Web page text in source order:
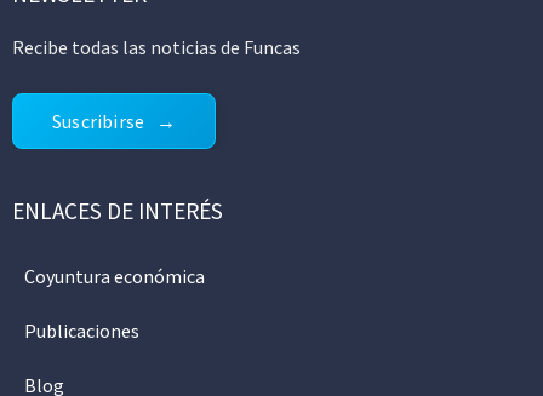
Recibe todas las noticias de Funcas
Suscribirse
ENLACES DE INTERÉS
Coyuntura económica
Publicaciones
Blog